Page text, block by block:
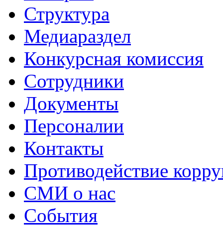
Структура
Медиараздел
Конкурсная комиссия
Сотрудники
Документы
Персоналии
Контакты
Противодействие
СМИ о нас
События